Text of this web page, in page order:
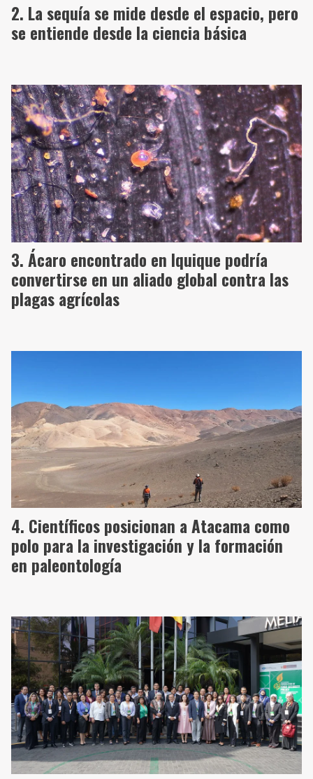
La sequía se mide desde el espacio, pero
se entiende desde la ciencia básica
Ácaro encontrado en Iquique podría
convertirse en un aliado global contra las
plagas agrícolas
Científicos posicionan a Atacama como
polo para la investigación y la formación
en paleontología